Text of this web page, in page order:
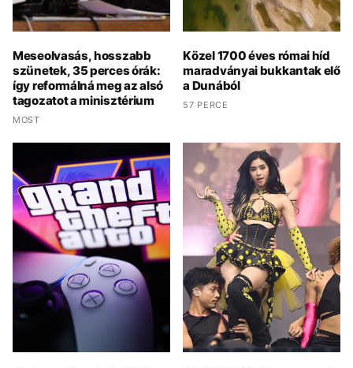
Meseolvasás, hosszabb
szünetek, 35 perces órák:
így reformálná meg az alsó
tagozatot a minisztérium
MOST
Közel 1700 éves római híd
maradványai bukkantak elő
a Dunából
57 PERCE